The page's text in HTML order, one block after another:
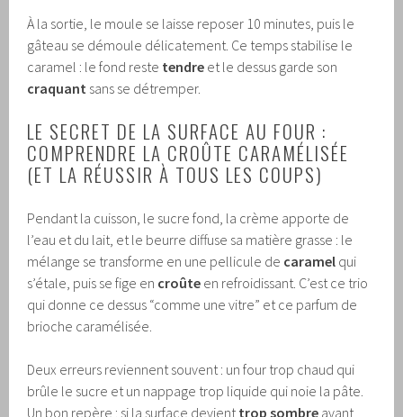
À la sortie, le moule se laisse reposer 10 minutes, puis le
gâteau se démoule délicatement. Ce temps stabilise le
caramel : le fond reste tendre et le dessus garde son
craquant sans se détremper.
LE SECRET DE LA SURFACE AU FOUR :
COMPRENDRE LA CROÛTE CARAMÉLISÉE
(ET LA RÉUSSIR À TOUS LES COUPS)
Pendant la cuisson, le sucre fond, la crème apporte de
l’eau et du lait, et le beurre diffuse sa matière grasse : le
mélange se transforme en une pellicule de caramel qui
s’étale, puis se fige en croûte en refroidissant. C’est ce trio
qui donne ce dessus “comme une vitre” et ce parfum de
brioche caramélisée.
Deux erreurs reviennent souvent : un four trop chaud qui
brûle le sucre et un nappage trop liquide qui noie la pâte.
Un bon repère : si la surface devient trop sombre avant